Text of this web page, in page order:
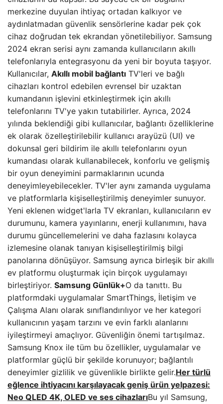
merkezine duyulan ihtiyaç ortadan kalkıyor ve
aydınlatmadan güvenlik sensörlerine kadar pek çok
cihaz doğrudan tek ekrandan yönetilebiliyor. Samsung
2024 ekran serisi aynı zamanda kullanıcıların akıllı
telefonlarıyla entegrasyonu da yeni bir boyuta taşıyor.
Kullanıcılar, Akıllı mobil bağlantı TV'leri ve bağlı
cihazları kontrol edebilen evrensel bir uzaktan
kumandanın işlevini etkinleştirmek için akıllı
telefonlarını TV'ye yakın tutabilirler. Ayrıca, 2024
yılında beklendiği gibi kullanıcılar, bağlantı özelliklerine
ek olarak özelleştirilebilir kullanıcı arayüzü (UI) ve
dokunsal geri bildirim ile akıllı telefonlarını oyun
kumandası olarak kullanabilecek, konforlu ve gelişmiş
bir oyun deneyimini parmaklarının ucunda
deneyimleyebilecekler. TV'ler aynı zamanda uygulama
ve platformlarla kişiselleştirilmiş deneyimler sunuyor.
Yeni eklenen widget'larla TV ekranları, kullanıcıların ev
durumunu, kamera yayınlarını, enerji kullanımını, hava
durumu güncellemelerini ve daha fazlasını kolayca
izlemesine olanak tanıyan kişiselleştirilmiş bilgi
panolarına dönüşüyor. Samsung ayrıca birleşik bir akıllı
ev platformu oluşturmak için birçok uygulamayı
birleştiriyor. Samsung Günlük+O da tanıttı. Bu
platformdaki uygulamalar SmartThings, İletişim ve
Çalışma Alanı olarak sınıflandırılıyor ve her kategori
kullanıcının yaşam tarzını ve evin farklı alanlarını
iyileştirmeyi amaçlıyor. Güvenliğin önemi tartışılmaz.
Samsung Knox ile tüm bu özellikler, uygulamalar ve
platformlar güçlü bir şekilde korunuyor; bağlantılı
deneyimler gizlilik ve güvenlikle birlikte gelir.Her türlü
eğlence ihtiyacını karşılayacak geniş ürün yelpazesi:
Neo QLED 4K, OLED ve ses cihazlarıBu yıl Samsung,